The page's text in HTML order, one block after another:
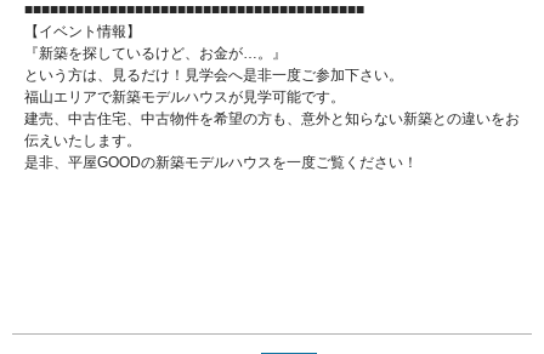
■■■■■■■■■■■■■■■■■■■■■■■■■■■■■■■■■■■■■■■■
【イベント情報】
『新築を探しているけど、お金が…。』
という方は、見るだけ！見学会へ是非一度ご参加下さい。
福山エリアで新築モデルハウスが見学可能です。
建売、中古住宅、中古物件を希望の方も、意外と知らない新築との違いをお
伝えいたします。
是非、平屋GOODの新築モデルハウスを一度ご覧ください！